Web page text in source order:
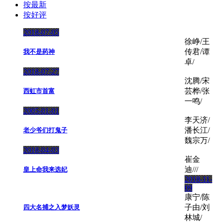
按最新
按好评
2018-07-05
我不是药神
徐峥/王
传君/谭
卓/
2018-07-27
西虹市首富
沈腾/宋
芸桦/张
一鸣/
2005-01-01
老少爷们打鬼子
李天济/
潘长江/
魏宗万/
2018-04-03
皇上命我来选妃
崔金
迪///
2018-11-
09
四大名捕之入梦妖灵
康宁/陈
子由/刘
林城/